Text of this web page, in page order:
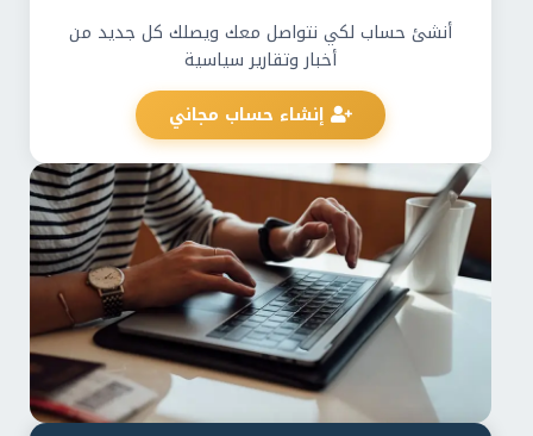
أنشئ حساب لكي نتواصل معك ويصلك كل جديد من
أخبار وتقارير سياسية
إنشاء حساب مجاني